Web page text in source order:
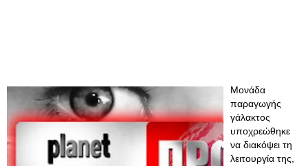
Μονάδα
παραγωγής
γάλακτος
υποχρεώθηκε
να διακόψει τη
λειτουργία της,